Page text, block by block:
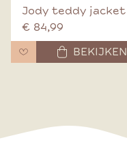
Jody teddy jacket
€ 84,99
BEKIJKEN